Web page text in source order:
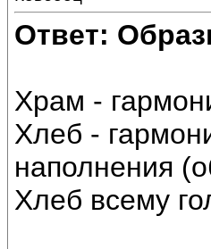
Ответ:
Храм -
Хлеб -
наполнения
Хлеб всему